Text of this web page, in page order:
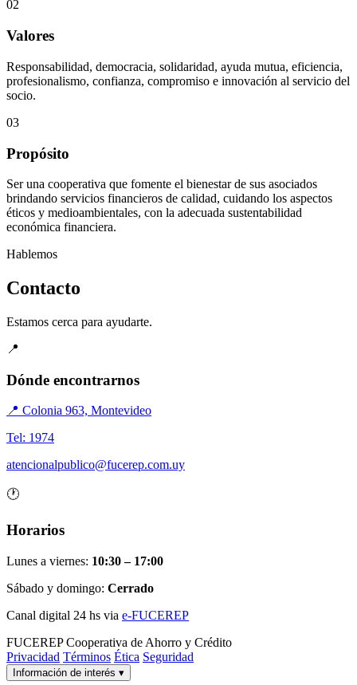
02
Valores
Responsabilidad, democracia, solidaridad, ayuda mutua, eficiencia,
profesionalismo, confianza, compromiso e innovación al servicio del
socio.
03
Propósito
Ser una cooperativa que fomente el bienestar de sus asociados
brindando servicios financieros de calidad, cuidando los aspectos
éticos y medioambientales, con la adecuada sustentabilidad
económica financiera.
Hablemos
Contacto
Estamos cerca para ayudarte.
📍
Dónde encontrarnos
📍 Colonia 963, Montevideo
Tel: 1974
atencionalpublico@fucerep.com.uy
🕐
Horarios
Lunes a viernes: 10:30 – 17:00
Sábado y domingo: Cerrado
Canal digital 24 hs via e-FUCEREP
FUCEREP Cooperativa de Ahorro y Crédito
Privacidad Términos Ética Seguridad
Información de interés ▾